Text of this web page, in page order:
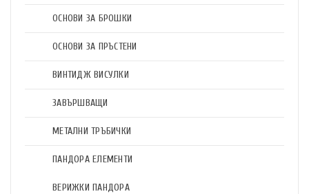
ОСНОВИ ЗА БРОШКИ
ОСНОВИ ЗА ПРЪСТЕНИ
ВИНТИДЖ ВИСУЛКИ
ЗАВЪРШВАЩИ
МЕТАЛНИ ТРЪБИЧКИ
ПАНДОРА ЕЛЕМЕНТИ
ВЕРИЖКИ ПАНДОРА